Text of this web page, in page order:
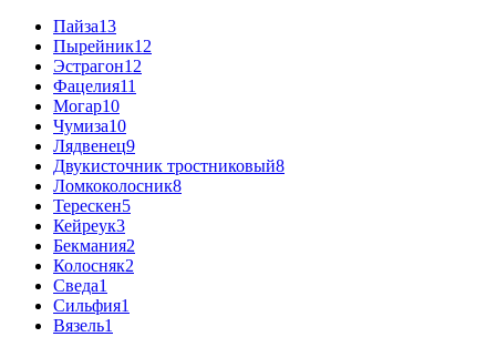
Пайза13
Пырейник12
Эстрагон12
Фацелия11
Могар10
Чумиза10
Лядвенец9
Двукисточник тростниковый8
Ломкоколосник8
Терескен5
Кейреук3
Бекмания2
Колосняк2
Сведа1
Сильфия1
Вязель1